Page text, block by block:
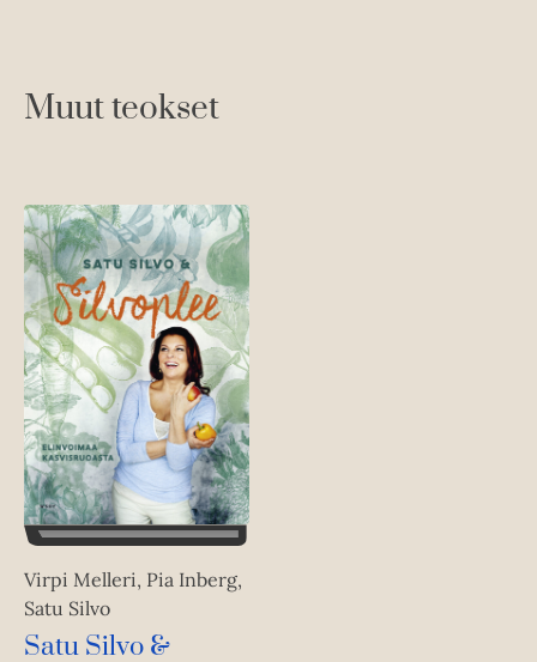
n
Muut teokset
Virpi Melleri, Pia Inberg,
Satu Silvo
Satu Silvo &